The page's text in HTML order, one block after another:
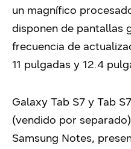
un magnífico
disponen de pantallas
frecuencia de
11 pulgadas y 12.4
Galaxy Tab S7 y Tab
(vendido por
Samsung Notes,